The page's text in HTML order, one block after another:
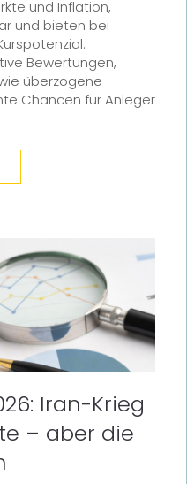
und Inflation,
und bieten bei
Bewertungen,
überzogene
Chancen für Anleger
Iran-Krieg
– aber die